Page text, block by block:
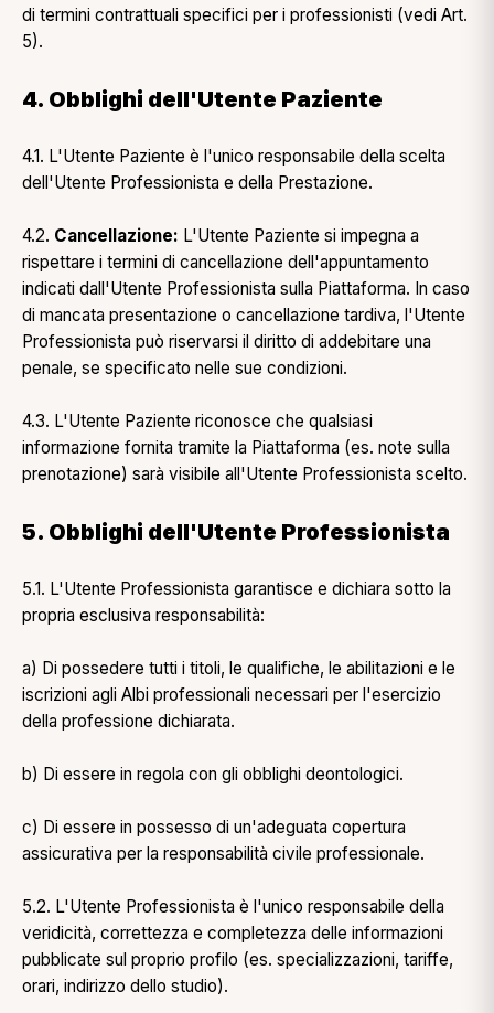
di termini contrattuali specifici per i professionisti (vedi Art.
5).
4. Obblighi dell'Utente Paziente
4.1. L'Utente Paziente è l'unico responsabile della scelta
dell'Utente Professionista e della Prestazione.
4.2. Cancellazione: L'Utente Paziente si impegna a
rispettare i termini di cancellazione dell'appuntamento
indicati dall'Utente Professionista sulla Piattaforma. In caso
di mancata presentazione o cancellazione tardiva, l'Utente
Professionista può riservarsi il diritto di addebitare una
penale, se specificato nelle sue condizioni.
4.3. L'Utente Paziente riconosce che qualsiasi
informazione fornita tramite la Piattaforma (es. note sulla
prenotazione) sarà visibile all'Utente Professionista scelto.
5. Obblighi dell'Utente Professionista
5.1. L'Utente Professionista garantisce e dichiara sotto la
propria esclusiva responsabilità:
a) Di possedere tutti i titoli, le qualifiche, le abilitazioni e le
iscrizioni agli Albi professionali necessari per l'esercizio
della professione dichiarata.
b) Di essere in regola con gli obblighi deontologici.
c) Di essere in possesso di un'adeguata copertura
assicurativa per la responsabilità civile professionale.
5.2. L'Utente Professionista è l'unico responsabile della
veridicità, correttezza e completezza delle informazioni
pubblicate sul proprio profilo (es. specializzazioni, tariffe,
orari, indirizzo dello studio).